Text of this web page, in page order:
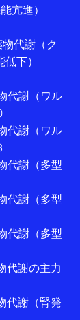
亢進）
代謝（ク
下）
代謝（ワル
代謝（ワル
代謝（多型
代謝（多型
代謝（多型
代謝の主力
代謝（腎発